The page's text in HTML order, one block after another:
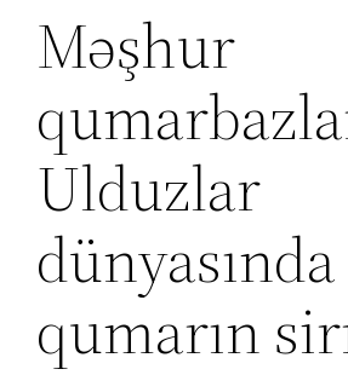
Məşhur
Ulduzlar
dünyasında
qumarın